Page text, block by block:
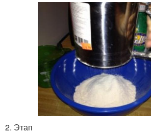
2. Этап